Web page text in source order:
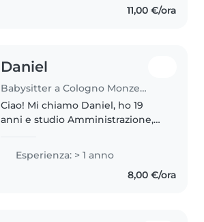
agio con gli animali domestici,..
11,00 €/ora
Daniel
Babysitter a Cologno Monzese
Ciao! Mi chiamo Daniel, ho 19
anni e studio Amministrazione,
persona responsabile, affidabile
e paziente, qualità che ritengo
fondamentali quando si lavora..
Esperienza: > 1 anno
8,00 €/ora